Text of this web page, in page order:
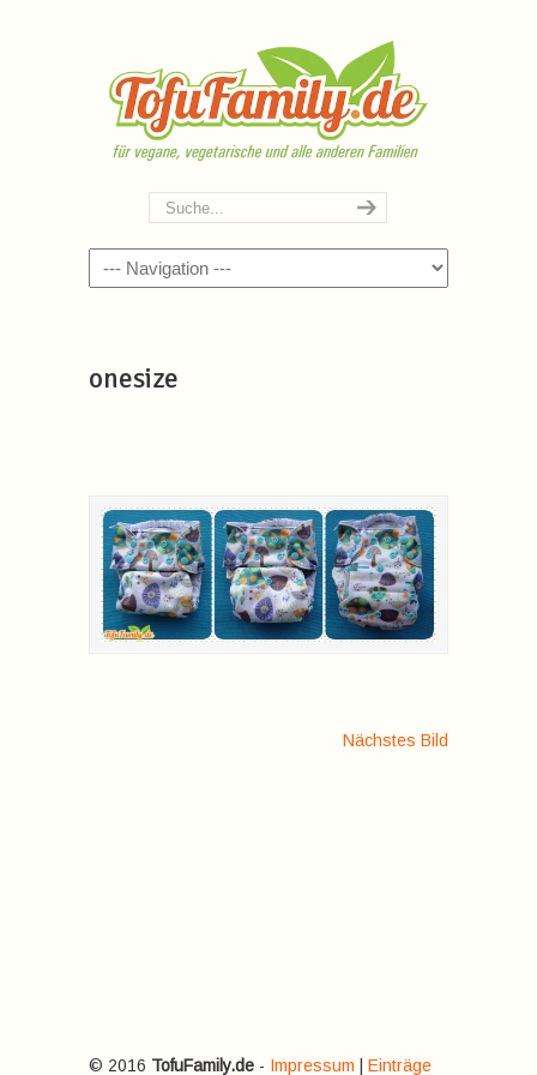
Navigation
onesize
Nächstes Bild
© 2016 TofuFamily.de - Impressum Einträge